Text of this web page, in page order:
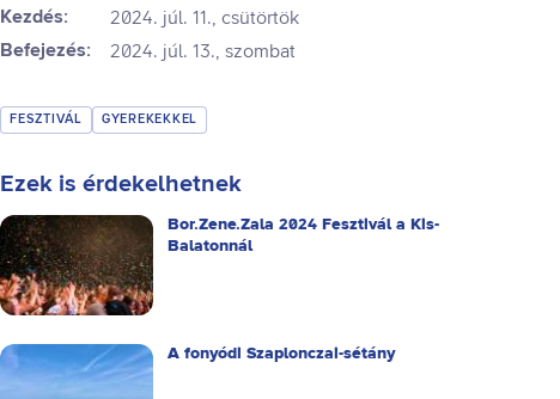
Kezdés: 2024. júl. 11., csütörtök
Befejezés: 2024. júl. 13., szombat
FESZTIVÁL GYEREKEKKEL
Ezek is érdekelhetnek
Bor.Zene.Zala 2024 Fesztivál a Kis-
Balatonnál
A fonyódi Szaplonczai-sétány